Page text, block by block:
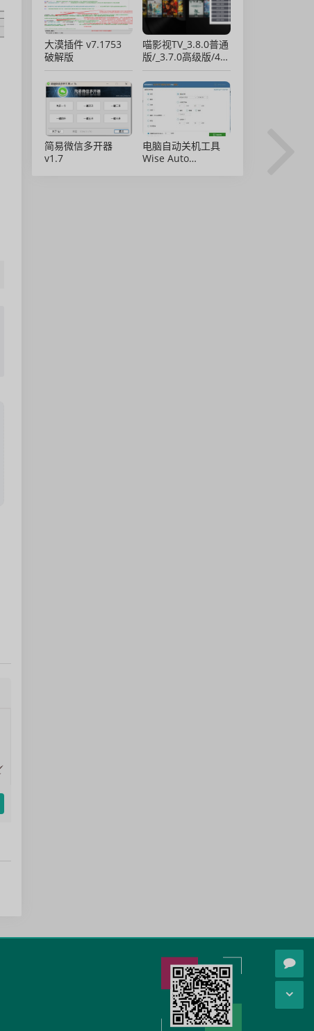
大漠插件 v7.1753
破解版
喵影视TV_3.8.0普通
版/_3.7.0高级版/4.X
低版本完美适配/内
置源/4K超清
简易微信多开器
v1.7
电脑自动关机工具
Wise Auto